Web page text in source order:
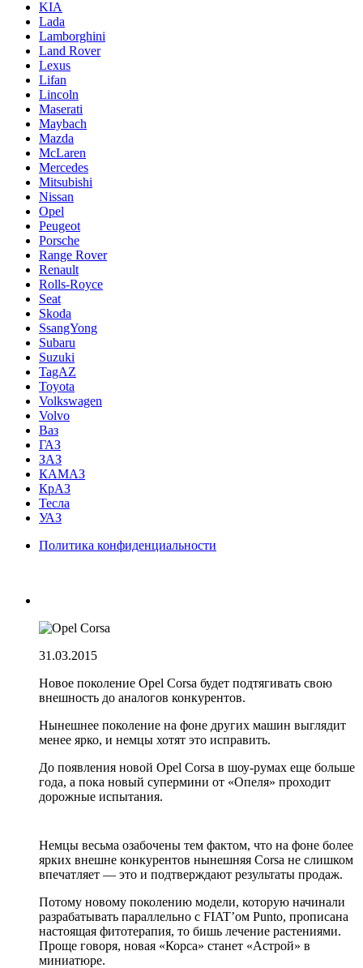
KIA
Lada
Lamborghini
Land Rover
Lexus
Lifan
Lincoln
Maserati
Maybach
Mazda
McLaren
Mercedes
Mitsubishi
Nissan
Opel
Peugeot
Porsche
Range Rover
Renault
Rolls-Royce
Seat
Skoda
SsangYong
Subaru
Suzuki
TagAZ
Toyota
Volkswagen
Volvo
Ваз
ГАЗ
ЗАЗ
КАМАЗ
КрАЗ
Тесла
УАЗ
Политика конфиденциальности
31.03.2015
Новое поколение Opel Corsa будет подтягивать свою
внешность до аналогов конкурентов.
Нынешнее поколение на фоне других машин выглядит
менее ярко, и немцы хотят это исправить.
До появления новой Opel Corsa в шоу-румах еще больше
года, а пока новый супермини от «Опеля» проходит
дорожные испытания.
Немцы весьма озабочены тем фактом, что на фоне более
ярких внешне конкурентов нынешняя Corsa не слишком
впечатляет — это и подтверждают результаты продаж.
Потому новому поколению модели, которую начинали
разрабатывать параллельно с FIAT’ом Punto, прописана
настоящая фитотерапия, то бишь лечение растениями.
Проще говоря, новая «Корса» станет «Астрой» в
миниатюре.